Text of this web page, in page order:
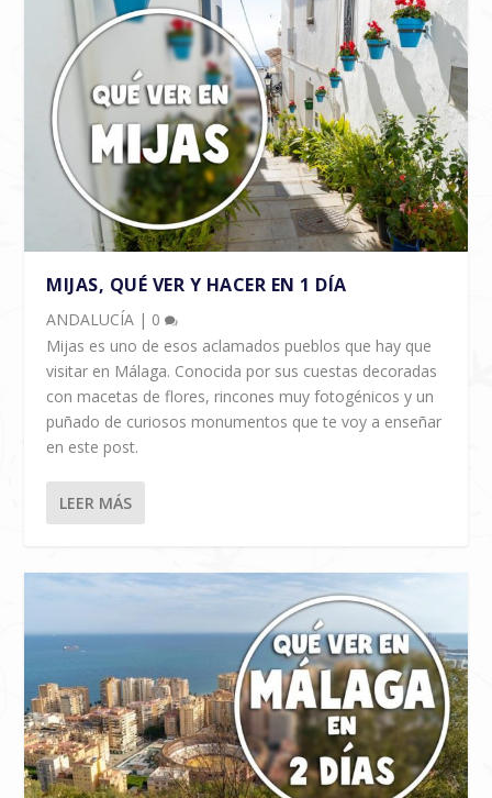
MIJAS, QUÉ VER Y HACER EN 1 DÍA
ANDALUCÍA | 0
Mijas es uno de esos aclamados pueblos que hay que
visitar en Málaga. Conocida por sus cuestas decoradas
con macetas de flores, rincones muy fotogénicos y un
puñado de curiosos monumentos que te voy a enseñar
en este post.
LEER MÁS